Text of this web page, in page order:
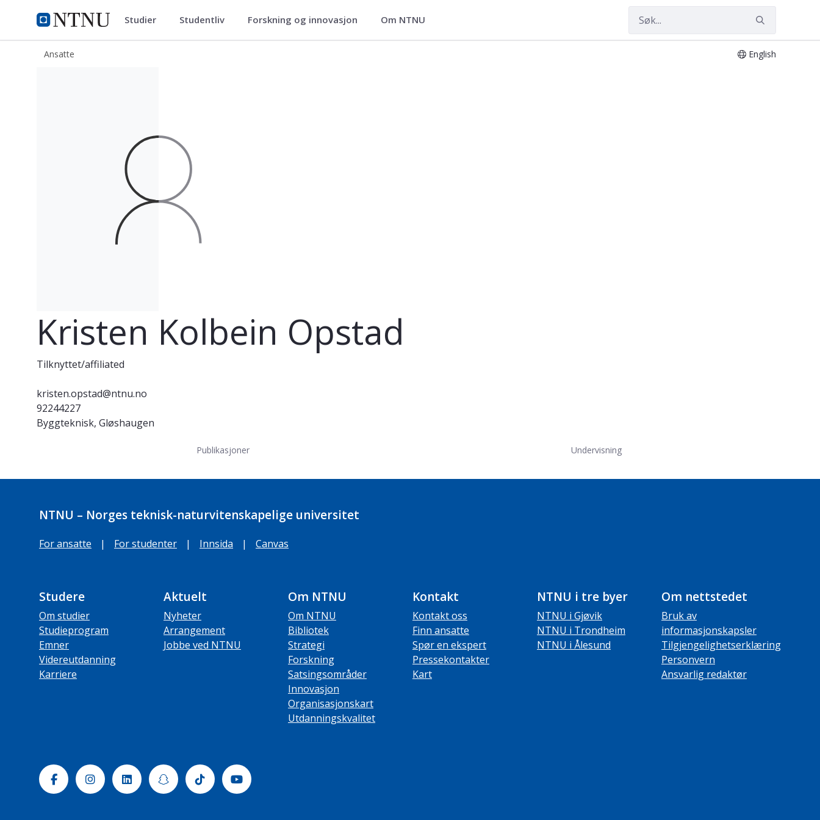
NTNU Hjemmeside
ntnu.no Studier Studentliv Forskning og innovasjon Om NTNU
Ansatte English
Kristen Kolbein Opstad
Tilknyttet/affiliated
kristen.opstad@ntnu.no
92244227
Byggteknisk, Gløshaugen
Publikasjoner Undervisning
NTNU – Norges teknisk-naturvitenskapelige universitet
For ansatte | For studenter | Innsida | Canvas
Studere
Om studier
Studieprogram
Emner
Videreutdanning
Karriere
Aktuelt
Nyheter
Arrangement
Jobbe ved NTNU
Om NTNU
Om NTNU
Bibliotek
Strategi
Forskning
Satsingsområder
Innovasjon
Organisasjonskart
Utdanningskvalitet
Kontakt
Kontakt oss
Finn ansatte
Spør en ekspert
Pressekontakter
Kart
NTNU i tre byer
NTNU i Gjøvik
NTNU i Trondheim
NTNU i Ålesund
Om nettstedet
Bruk av
informasjonskapsler
Tilgjengelighetserklæring
Personvern
Ansvarlig redaktør
FacebookInstagramLinkedinSnapchatTiktok Youtube